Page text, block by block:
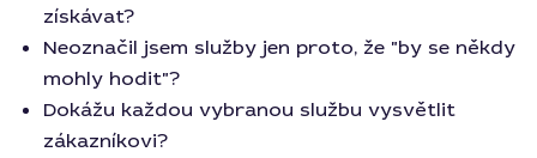
získávat?
Neoznačil jsem služby jen proto, že "by se někdy
mohly hodit"?
Dokážu každou vybranou službu vysvětlit
zákazníkovi?